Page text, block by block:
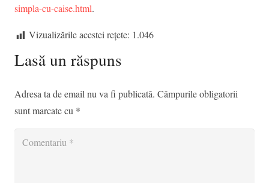
simpla-cu-caise.html.
Vizualizările acestei rețete: 1.046
Lasă un răspuns
Adresa ta de email nu va fi publicată. Câmpurile obligatorii
sunt marcate cu *